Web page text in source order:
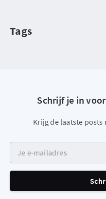
Tags
Schrijf je in
Krijg de laatste
Je e-mailadres